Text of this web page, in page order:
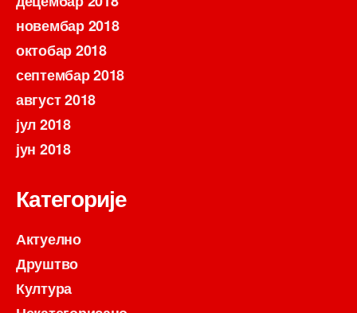
новембар 2018
октобар 2018
септембар 2018
август 2018
јул 2018
јун 2018
Категорије
Актуелно
Друштво
Култура